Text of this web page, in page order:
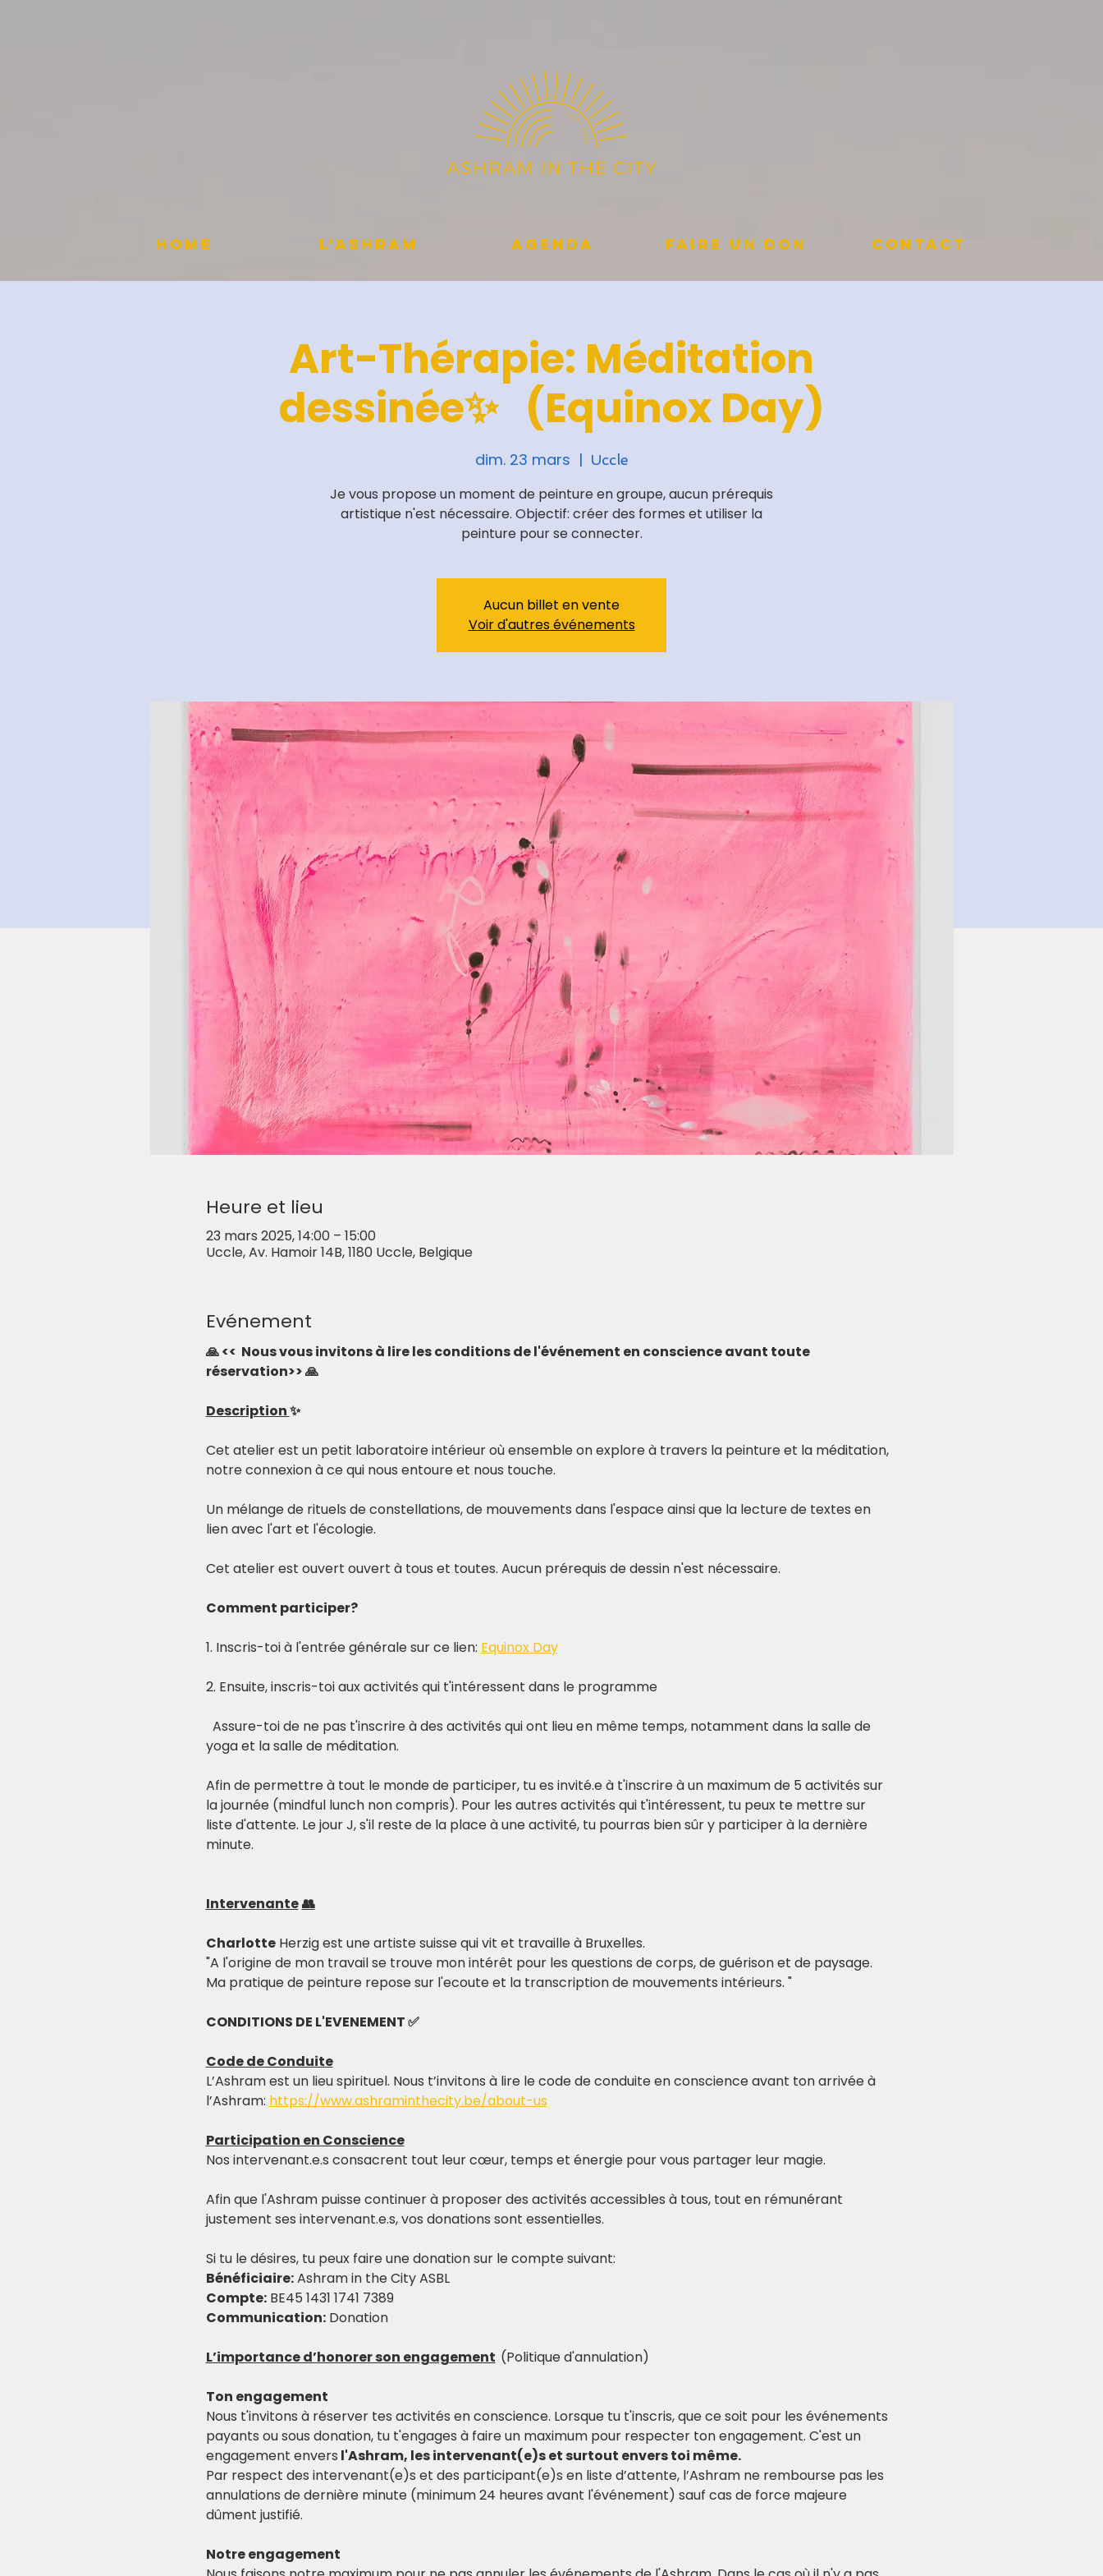
HOME L'Ashram Agenda Faire un don Contact
Art-Thérapie: Méditation
dessinée✨ (Equinox Day)
dim. 23 mars
  |
Uccle
Je vous propose un moment de peinture en groupe, aucun prérequis
artistique n'est nécessaire. Objectif: créer des formes et utiliser la
Aucun billet en vente
Voir d'autres événements
Heure et lieu
23 mars 2025, 14:00 – 15:00
Uccle, Av. Hamoir 14B, 1180 Uccle, Belgique
Evénement
🙏 <<  Nous vous invitons à lire les conditions de l'événement en conscience avant toute
réservation>> 🙏
Description ✨
Cet atelier est un petit laboratoire intérieur où ensemble on explore à travers la peinture et la méditation,
notre connexion à ce qui nous entoure et nous touche.
Un mélange de rituels de constellations, de mouvements dans l'espace ainsi que la lecture de textes en
lien avec l'art et l'écologie.
Cet atelier est ouvert ouvert à tous et toutes. Aucun prérequis de dessin n'est nécessaire.
Comment participer?
1. Inscris-toi à l'entrée générale sur ce lien: Equinox Day
2. Ensuite, inscris-toi aux activités qui t'intéressent dans le programme
Assure-toi de ne pas t'inscrire à des activités qui ont lieu en même temps, notamment dans la salle de
yoga et la salle de méditation.
Afin de permettre à tout le monde de participer, tu es invité.e à t'inscrire à un maximum de 5 activités sur
la journée (mindful lunch non compris). Pour les autres activités qui t'intéressent, tu peux te mettre sur
liste d'attente. Le jour J, s'il reste de la place à une activité, tu pourras bien sûr y participer à la dernière
minute.
Intervenante👥
Charlotte Herzig est une artiste suisse qui vit et travaille à Bruxelles.
"A l'origine de mon travail se trouve mon intérêt pour les questions de corps, de guérison et de paysage.
Ma pratique de peinture repose sur l'ecoute et la transcription de mouvements intérieurs. "
CONDITIONS DE L'EVENEMENT ✅
Code de Conduite
L’Ashram est un lieu spirituel. Nous t’invitons à lire le code de conduite en conscience avant ton arrivée à
l’Ashram: https://www.ashraminthecity.be/about-us
Participation en Conscience
Nos intervenant.e.s consacrent tout leur cœur, temps et énergie pour vous partager leur magie.
Afin que l'Ashram puisse continuer à proposer des activités accessibles à tous, tout en rémunérant
justement ses intervenant.e.s, vos donations sont essentielles.
Si tu le désires, tu peux faire une donation sur le compte suivant:
Bénéficiaire: Ashram in the City ASBL
Compte: BE45 1431 1741 7389
Communication: Donation
L’importance d’honorer son engagement (Politique d'annulation)
Ton engagement
Nous t'invitons à réserver tes activités en conscience. Lorsque tu t'inscris, que ce soit pour les événements
payants ou sous donation, tu t'engages à faire un maximum pour respecter ton engagement. C'est un
engagement envers l'Ashram, les intervenant(e)s et surtout envers toi même.
Par respect des intervenant(e)s et des participant(e)s en liste d’attente, l’Ashram ne rembourse pas les
annulations de dernière minute (minimum 24 heures avant l'événement) sauf cas de force majeure
dûment justifié.
Notre engagement